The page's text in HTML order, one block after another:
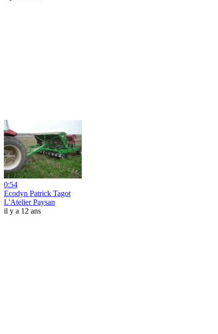
0:54
Ecodyn Patrick Tagot
L'Atelier Paysan
il y a 12 ans